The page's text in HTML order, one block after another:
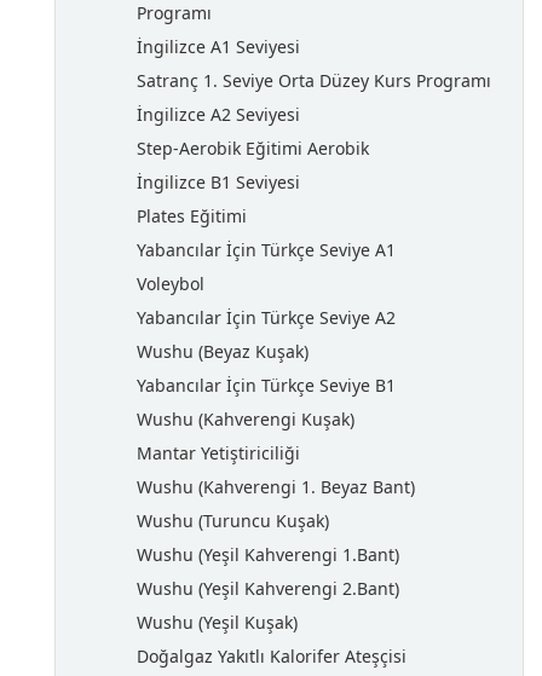
Programı
İngilizce A1 Seviyesi
Satranç 1. Seviye Orta Düzey Kurs Programı
İngilizce A2 Seviyesi
Step-Aerobik Eğitimi Aerobik
İngilizce B1 Seviyesi
Plates Eğitimi
Yabancılar İçin Türkçe Seviye A1
Voleybol
Yabancılar İçin Türkçe Seviye A2
Wushu (Beyaz Kuşak)
Yabancılar İçin Türkçe Seviye B1
Wushu (Kahverengi Kuşak)
Mantar Yetiştiriciliği
Wushu (Kahverengi 1. Beyaz Bant)
Wushu (Turuncu Kuşak)
Wushu (Yeşil Kahverengi 1.Bant)
Wushu (Yeşil Kahverengi 2.Bant)
Wushu (Yeşil Kuşak)
Doğalgaz Yakıtlı Kalorifer Ateşçisi